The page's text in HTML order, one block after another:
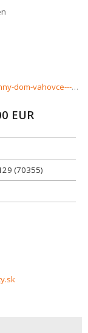
https://www.haloreality.sk/vahovce/predaj-rodinny-dom-vahovce---znizena-cena---exkluzivne-halo-reality/70355
EUR
(70355)